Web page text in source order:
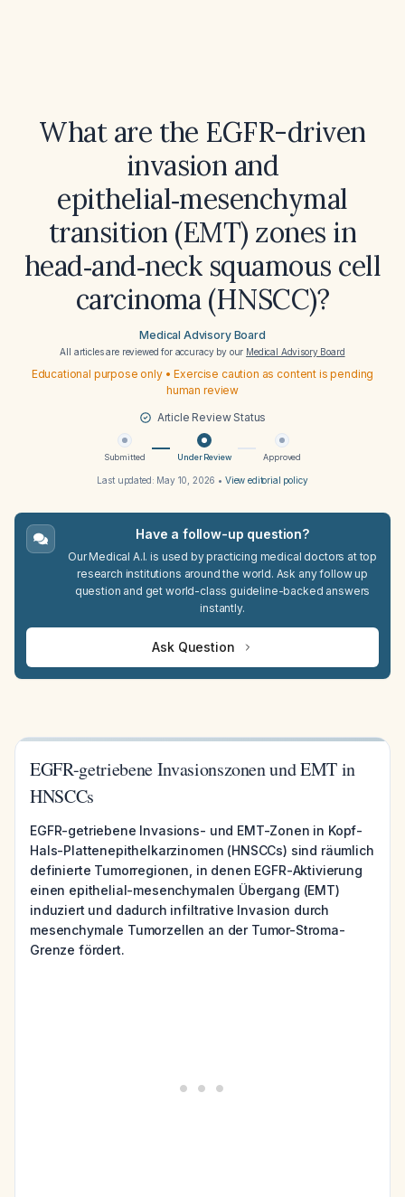
What are the EGFR-driven
invasion and
epithelial‑mesenchymal
transition (EMT) zones in
head‑and‑neck squamous cell
carcinoma (HNSCC)?
Medical Advisory Board
All articles are reviewed for accuracy by our Medical Advisory Board
Educational purpose only • Exercise caution as content is pending
human review
Article Review Status
Submitted Under Review Approved
Last updated: May 10, 2026 • View editorial policy
Have a follow-up question?
Our Medical A.I. is used by practicing medical doctors at top
research institutions around the world. Ask any follow up
question and get world-class guideline-backed answers
instantly.
Ask Question
EGFR-getriebene Invasionszonen und EMT in
HNSCCs
EGFR-getriebene Invasions- und EMT-Zonen in Kopf-
Hals-Plattenepithelkarzinomen (HNSCCs) sind räumlich
definierte Tumorregionen, in denen EGFR-Aktivierung
einen epithelial-mesenchymalen Übergang (EMT)
induziert und dadurch infiltrative Invasion durch
mesenchymale Tumorzellen an der Tumor-Stroma-
Grenze fördert.